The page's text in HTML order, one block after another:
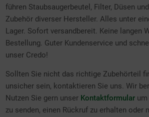
führen Staubsaugerbeutel, Filter, Düsen
Zubehör diverser Hersteller. Alles unter
Lager. Sofort versandbereit. Keine langen
Bestellung. Guter Kundenservice und
unser Credo!
Sollten Sie nicht das richtige Zubehörteil
unsicher sein, kontaktieren Sie uns. Wir
Nutzen Sie gern unser Kontaktformularum
zu senden, einen Rückruf zu erhalten oder